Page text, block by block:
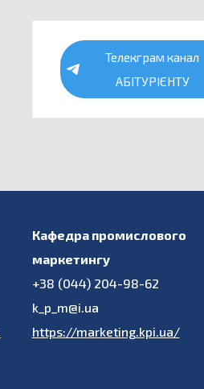
Телекграм канал
АБІТУРІЄНТУ
Кафедра промислового
маркетингу
+38 (044) 204-98-62
k_p_m@i.ua
https://marketing.kpi.ua/